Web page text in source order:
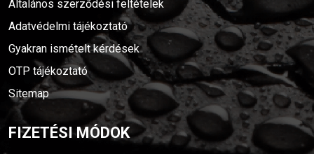
Általános szerződési feltételek
Adatvédelmi tájékoztató
Gyakran ismételt kérdések
OTP tájékoztató
Sitemap
FIZETÉSI MÓDOK